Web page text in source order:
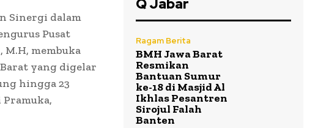
Sinergi dalam
Pusat
M.H, membuka
yang digelar
hingga 23
Q Jabar
Ragam Berita
BMH Jawa Barat
Resmikan
Bantuan Sumur
ke-18 di Masjid Al
Ikhlas Pesantren
Sirojul Falah
Banten